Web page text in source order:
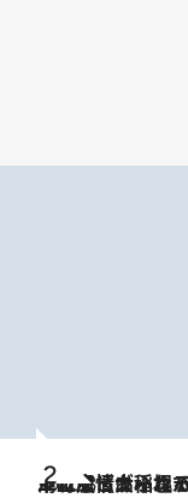
2026.8.5
下町風情あふれる台北屈指の人気エリア・大稲埕でセンスのいい台湾土産《ヴ